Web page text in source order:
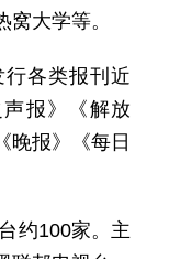
大学等。
行各类报刊近
报》《解放
晚报》《每日
约100家。主